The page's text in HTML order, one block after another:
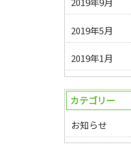
2019年5月
2019年1月
カテゴリー
お知らせ